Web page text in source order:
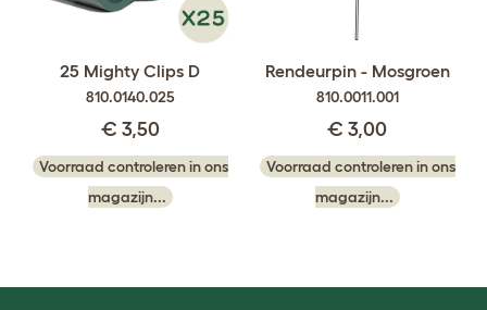
25 Mighty Clips D
810.0140.025
€ 3,50
Voorraad controleren in ons
magazijn...
Rendeurpin - Mosgroen
810.0011.001
€ 3,00
Voorraad controleren in ons
magazijn...